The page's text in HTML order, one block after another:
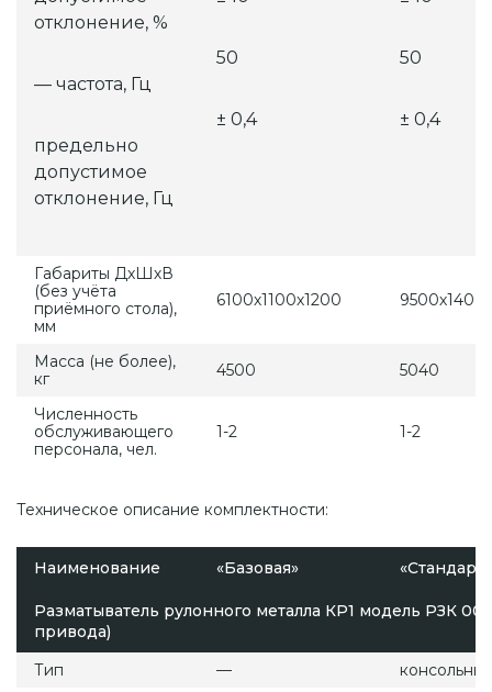
отклонение, %
— частота, Гц
предельно
допустимое
отклонение, Гц
50
± 0,4
50
± 0,4
Габариты ДхШхВ
(без учёта
приёмного стола),
мм
6100х1100х1200
Масса (не более),
кг
4500 5040
Численность
обслуживающего
персонала, чел.
1-2 1-2
Техническое описание комплектности:
Наименование «Базовая» «Стандарт»
Разматыватель рулонного металла КР1 модель РЗК
привода)
Тип
—